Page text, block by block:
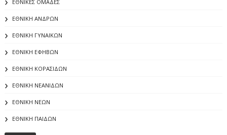
ΕΘΝΙΚΕΣ ΟΜΑΔΕΣ
ΕΘΝΙΚΗ ΑΝΔΡΩΝ
ΕΘΝΙΚΗ ΓΥΝΑΙΚΩΝ
ΕΘΝΙΚΗ ΕΦΗΒΩΝ
ΕΘΝΙΚΗ ΚΟΡΑΣΙΔΩΝ
ΕΘΝΙΚΗ ΝΕΑΝΙΔΩΝ
ΕΘΝΙΚΗ ΝΕΩΝ
ΕΘΝΙΚΗ ΠΑΙΔΩΝ